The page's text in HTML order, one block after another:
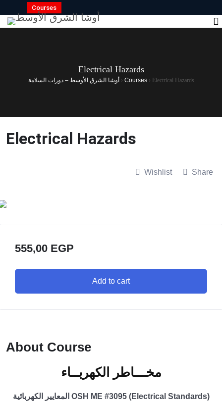
Courses
Electrical Hazards
أوشا الشرق الأوسط – دورات السلامة› Courses› Electrical Hazards
Electrical Hazards
Wishlist Share
555,00 EGP
Add to cart
About Course
مخـــاطر الكهربــاء
OSH ME #3095 (Electrical Standards) المعايير الكهربائية